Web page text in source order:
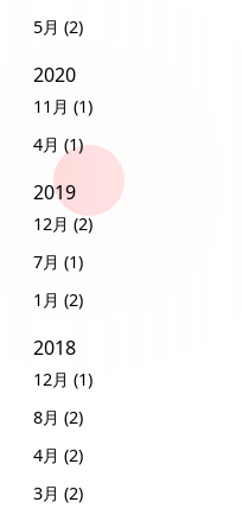
5月 (2)
2020
11月 (1)
4月 (1)
2019
12月 (2)
7月 (1)
1月 (2)
2018
12月 (1)
8月 (2)
4月 (2)
3月 (2)